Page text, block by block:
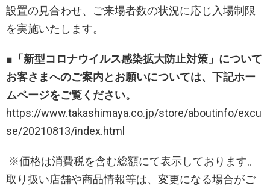
設置の見合わせ、ご来場者数の状況に応じ入場制限
を実施いたします。
■ 「新型コロナウイルス感染拡大防止対策」について
お客さまへのご案内とお願いについては、下記ホー
ムページをご覧ください。
https://www.takashimaya.co.jp/store/aboutinfo/excu
se/20210813/index.html
※価格は消費税を含む総額にて表示しております。
取り扱い店舗や商品情報等は、変更になる場合がご